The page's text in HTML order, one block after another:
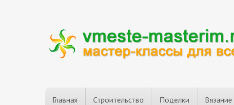
Главная Строительство Поделки Вязание